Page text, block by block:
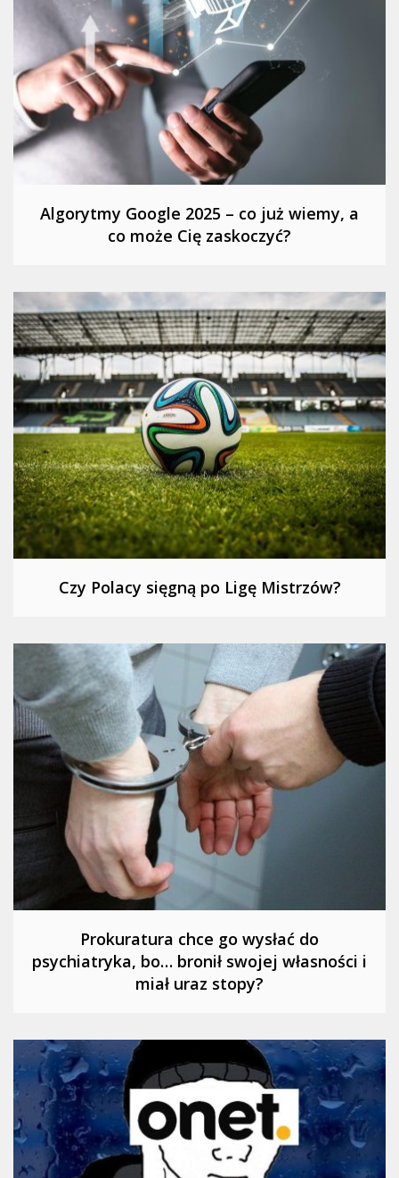
Algorytmy Google 2025 – co już wiemy, a
co może Cię zaskoczyć?
Czy Polacy sięgną po Ligę Mistrzów?
Prokuratura chce go wysłać do
psychiatryka, bo… bronił swojej własności i
miał uraz stopy?